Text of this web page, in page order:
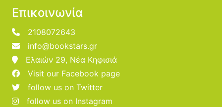
Επικοινωνία
2108072643
info@bookstars.gr
Ελαιών 29, Νέα Κηφισιά
Visit our Facebook page
follow us on Twitter
follow us on Instagram